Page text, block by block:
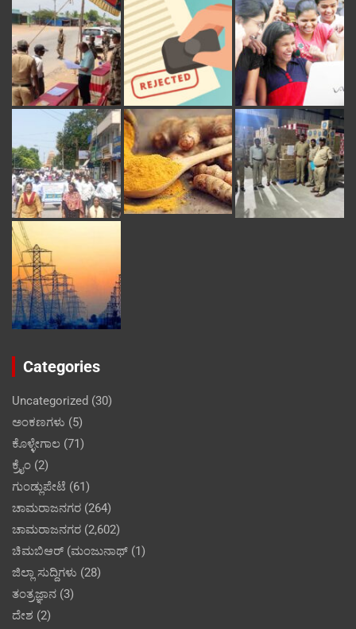
Categories
Uncategorized (30)
ಅಂಕಣಗಳು (5)
ಕೊಳ್ಳೇಗಾಲ (71)
ಕ್ರೈಂ (2)
ಗುಂಡ್ಲುಪೇಟೆ (61)
ಚಾಮರಾಜನಗರ (264)
ಚಾಮರಾಜನಗರ (2,602)
ಚಿಮಬಿಆರ್ (ಮಂಜುನಾಥ್ (1)
ಜಿಲ್ಲಾ ಸುದ್ದಿಗಳು (28)
ತಂತ್ರಜ್ಞಾನ (3)
ದೇಶ (2)